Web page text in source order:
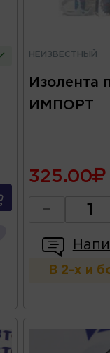
НЕИЗВЕСТНЫЙ
Изолента
ИМПОРТ
325.00
-
В 2-х и